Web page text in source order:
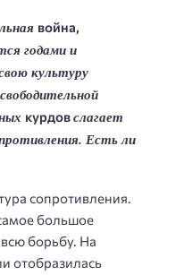
война,
годамии
культуру
курдовслагает
Есть ли
сопротивления.
большое
борьбу. На
отобразилась